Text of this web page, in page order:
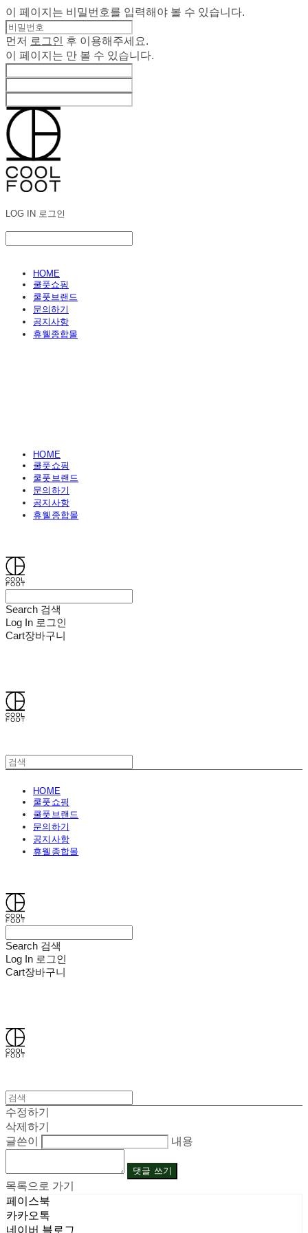
이 페이지는 비밀번호를 입력해야 볼 수 있습니다.
먼저 로그인
후 이용해주세요.
이 페이지는 만 볼 수 있습니다.
LOG IN 로그인
HOME
쿨풋쇼핑
쿨풋브랜드
문의하기
공지사항
휴웰종합몰
HOME
쿨풋쇼핑
쿨풋브랜드
문의하기
공지사항
휴웰종합몰
Search 검색
Log In 로그인
Cart장바구니
HOME
쿨풋쇼핑
쿨풋브랜드
문의하기
공지사항
휴웰종합몰
Search 검색
Log In 로그인
Cart장바구니
수정하기
삭제하기
글쓴이
내용
댓글 쓰기
목록으로 가기
페이스북
카카오톡
네이버 블로그